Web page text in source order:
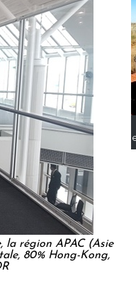
la région APAC (Asie
80% Hong-Kong,